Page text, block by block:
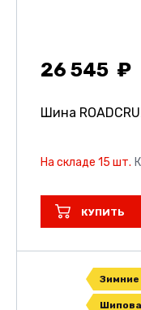
26 545
Шина
На складе 15 шт.
КУПИТЬ
Зимние